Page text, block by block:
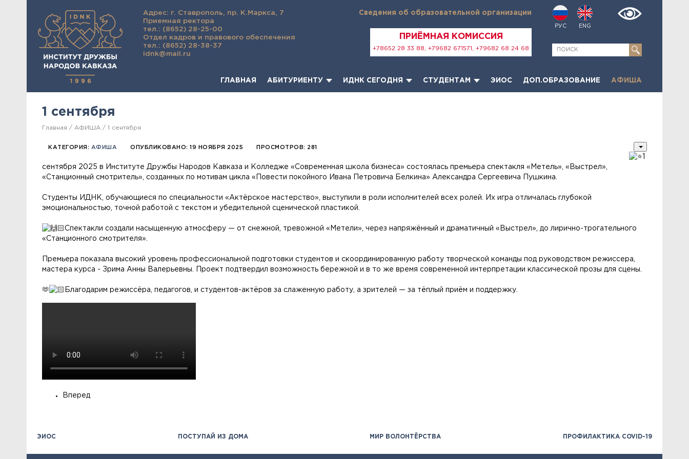
Адрес: г. Ставрополь, пр. К.Маркса, 7
Приемная ректора
тел.: (8652) 28-25-00
Отдел кадров и правового обеспечения
тел.: (8652) 28-38-37
idnk@mail.ru
Сведения об образовательной организации
ПРИЁМНАЯ КОМИССИЯ
+78652 28 33 88, +79682 671571, +79682 68 24 68
РУС ENG
ГЛАВНАЯ АБИТУРИЕНТУ ИДНК СЕГОДНЯ СТУДЕНТАМ ЭИОС ДОП.ОБРАЗОВАНИЕ АФИША
1 сентября
Главная АФИША 1 сентября
КАТЕГОРИЯ: АФИША ОПУБЛИКОВАНО: 19 НОЯБРЯ 2025 ПРОСМОТРОВ: 281
сентября 2025 в Институте Дружбы Народов Кавказа и Колледже «Современная школа бизнеса» состоялась премьера спектакля «Метель», «Выстрел»,
«Станционный смотритель», созданных по мотивам цикла «Повести покойного Ивана Петровича Белкина» Александра Сергеевича Пушкина.
Студенты ИДНК, обучающиеся по специальности «Актёрское мастерство», выступили в роли исполнителей всех ролей. Их игра отличалась глубокой
эмоциональностью, точной работой с текстом и убедительной сценической пластикой.
Спектакли создали насыщенную атмосферу — от снежной, тревожной «Метели», через напряжённый и драматичный «Выстрел», до лирично-трогательного
«Станционного смотрителя».
Премьера показала высокий уровень профессиональной подготовки студентов и скоординированную работу творческой команды под руководством режиссера,
мастера курса - Зрима Анны Валерьевны. Проект подтвердил возможность бережной и в то же время современной интерпретации классической прозы для сцены.
🫶 Благодарим режиссёра, педагогов, и студентов-актёров за слаженную работу, а зрителей — за тёплый приём и поддержку.
Вперед
ЭИОС ПОСТУПАЙ ИЗ ДОМА МИР ВОЛОНТЁРСТВА ПРОФИЛАКТИКА COVID-19